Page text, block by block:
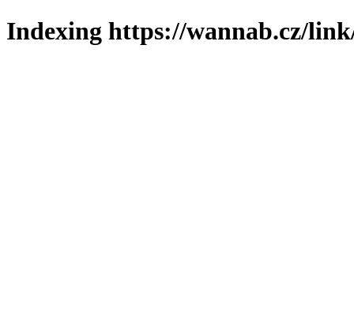
Indexing https://wannab.cz/